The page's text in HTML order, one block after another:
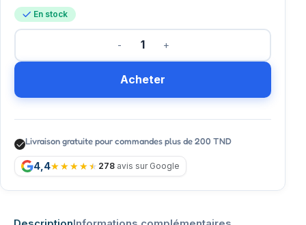
En stock
Acheter
Livraison gratuite pour commandes plus de 200 TND
4,4 278 avis sur Google